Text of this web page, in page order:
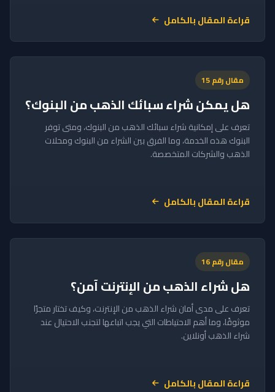
قراءة المقال بالكامل
مقال رقم 15
هل يمكن شراء سبائك الذهب من البنوك؟
تعرف على إمكانية شراء سبائك الذهب من البنوك، ومتى توفر
البنوك هذه الخدمة، وما الفرق بين الشراء من البنوك ومحلات
الذهب والشركات المتخصصة.
قراءة المقال بالكامل
مقال رقم 16
هل شراء الذهب من الإنترنت آمن؟
تعرف على مدى أمان شراء الذهب من الإنترنت، وكيف تختار متجرًا
موثوقًا، وما أهم الاحتياطات التي يجب اتباعها لتجنب الاحتيال عند
شراء الذهب أونلاين.
قراءة المقال بالكامل